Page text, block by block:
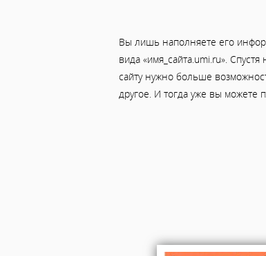
Вы лишь наполняете его
вида «имя_сайта.umi.ru».
сайту нужно больше
другое. И тогда уже вы можете